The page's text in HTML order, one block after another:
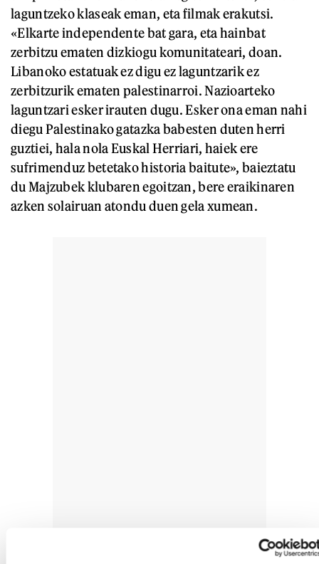
laguntzeko klaseak eman, eta filmak erakutsi.
«Elkarte independente bat gara, eta hainbat
zerbitzu ematen dizkiogu komunitateari, doan.
Libanoko estatuak ez digu ez laguntzarik ez
zerbitzurik ematen palestinarroi. Nazioarteko
laguntzari esker irauten dugu. Esker ona eman nahi
diegu Palestinako gatazka babesten duten herri
guztiei, hala nola Euskal Herriari, haiek ere
sufrimenduz betetako historia baitute», baieztatu
du Majzubek klubaren egoitzan, bere eraikinaren
azken solairuan atondu duen gela xumean.